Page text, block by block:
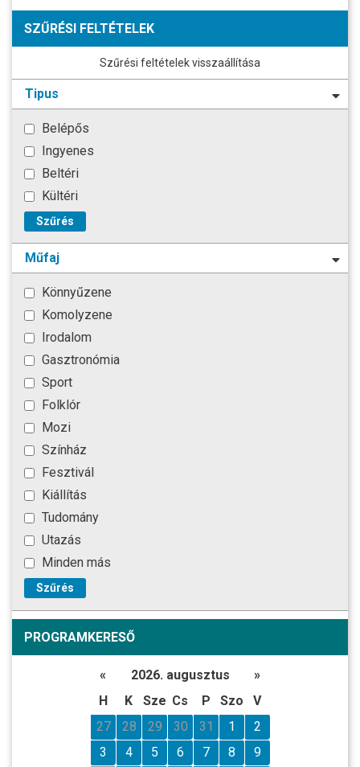
SZŰRÉSI FELTÉTELEK
Szűrési feltételek visszaállítása
Tipus
Belépős
Ingyenes
Beltéri
Kültéri
Szűrés
Műfaj
Könnyűzene
Komolyzene
Irodalom
Gasztronómia
Sport
Folklór
Mozi
Színház
Fesztivál
Kiállítás
Tudomány
Utazás
Minden más
Szűrés
PROGRAMKERESŐ
« 2026. augusztus
»
H
K Sze Cs P Szo
V
27
28 29 30 31 1
2
3
4 5 6 7 8 9